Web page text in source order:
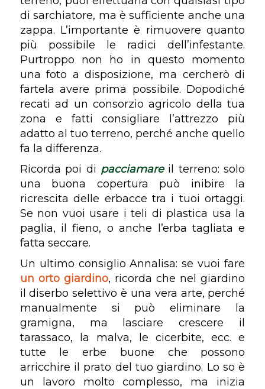
di sarchiatore, ma è sufficiente anche una
zappa. L’importante è rimuovere quanto
più possibile le radici dell’infestante.
Purtroppo non ho in questo momento
una foto a disposizione, ma cercherò di
fartela avere prima possibile. Dopodiché
recati ad un consorzio agricolo della tua
zona e fatti consigliare l’attrezzo più
adatto al tuo terreno, perché anche quello
fa la differenza.
Ricorda poi di pacciamareil terreno: solo
una buona copertura può inibire la
ricrescita delle erbacce tra i tuoi ortaggi.
Se non vuoi usare i teli di plastica usa la
paglia, il fieno, o anche l’erba tagliata e
fatta seccare.
Un ultimo consiglio Annalisa: se vuoi fare
un orto giardino, ricorda che nel giardino
il diserbo selettivo è una vera arte, perché
manualmente si può eliminare la
gramigna, ma lasciare crescere il
tarassaco, la malva, le cicerbite, ecc. e
tutte le erbe buone che possono
arricchire il prato del tuo giardino. Lo so è
un lavoro molto complesso, ma inizia